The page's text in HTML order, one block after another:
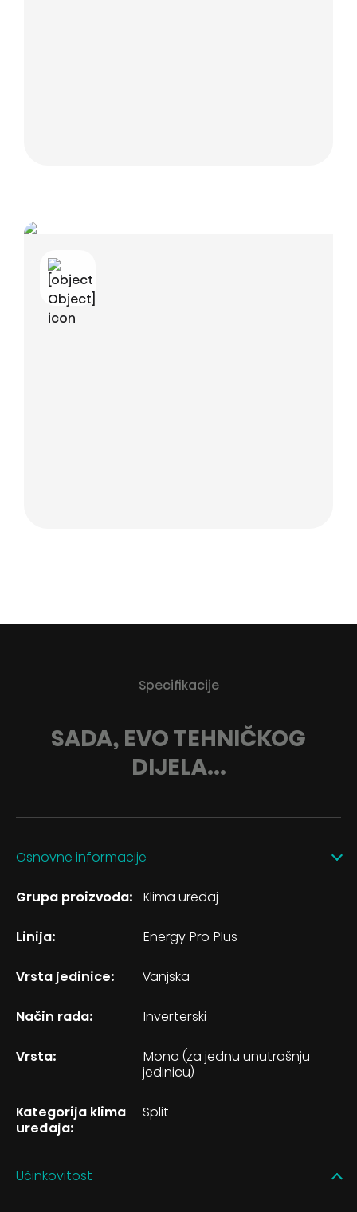
Specifikacije
SADA, EVO TEHNIČKOG
DIJELA...
Osnovne informacije
Grupa proizvoda: Klima uređaj
Linija: Energy Pro Plus
Vrsta jedinice: Vanjska
Način rada: Inverterski
Vrsta:
Mono (za jednu unutrašnju
jedinicu)
Kategorija klima
uređaja:
Split
Učinkovitost